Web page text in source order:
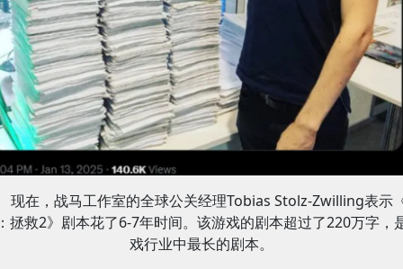
现在，战马工作室的全球公关经理Tobias Stolz-Zwilling表示
拯救2》剧本花了6-7年时间。该游戏的剧本超过了220万字，
戏行业中最长的剧本。